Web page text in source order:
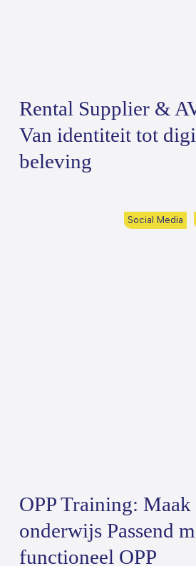
Rental Supplier &
Van identiteit tot
beleving
Social Media
OPP Training: Maak
onderwijs Passend
functioneel OPP